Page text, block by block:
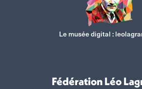
Le musée digital :
Fédération Léo